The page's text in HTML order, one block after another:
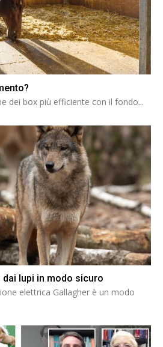
dei box più efficiente con il fondo...
lupi in modo sicuro
elettrica Gallagher è un modo